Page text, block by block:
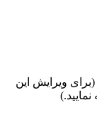
(برای ویرایش این